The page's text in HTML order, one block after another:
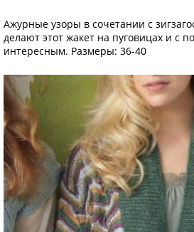
Ажурные узоры в сочетании с
делают этот жакет на пуговицах и с
интересным. Размеры: 36-40